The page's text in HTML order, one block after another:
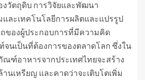
วัตถุดิบ การวิจัยและพัฒนา
ละเทคโนโลยีการผลิตและแปรรูป
ของผู้ประกอบการที่มีความคิด
นเป็นที่ต้องการของตลาดโลก ซึ่งใน
ณฑ์อาหารจากประเทศไทยจะสร้าง
านเหรียญ และคาดว่าจะเติบโตเพิ่ม